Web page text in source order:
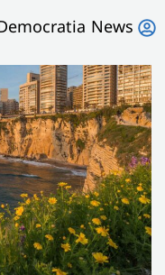
News